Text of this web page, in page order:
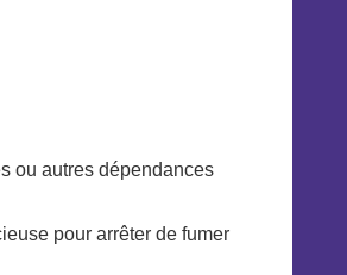
ou autres dépendances
pour arrêter de fumer